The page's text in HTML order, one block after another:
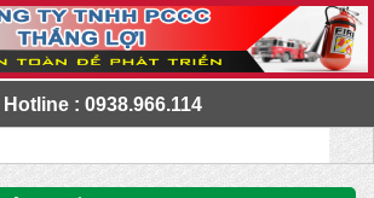
Hotline : 0938.966.114